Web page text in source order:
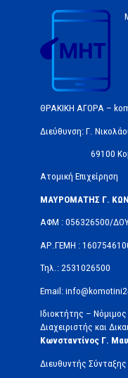
ΘΡΑΚΙΚΗ ΑΓΟΡΑ –
Διεύθυνση: Γ.
69100
Ατομική Επιχείρηση
ΜΑΥΡΟΜΑΤΗΣ Γ.
ΑΦΜ : 056326500/
ΑΡ.ΓΕΜΗ :
Τηλ.: 2531026500
Email:
Ιδιοκτήτης –
Διαχειριστής και
Κωνσταντίνος Γ.
Διευθυντής Σύνταξης